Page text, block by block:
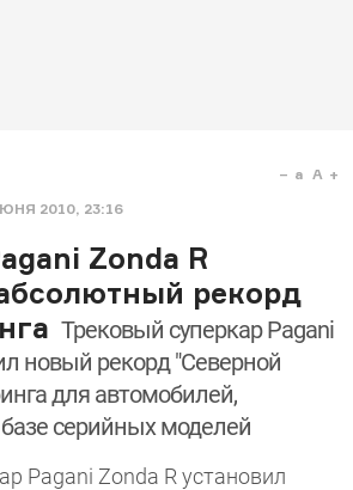
2010, 23:16
a A
Zonda R
рекорд
Трековый суперкар Pagani
новый рекорд "Северной
для автомобилей,
серийных моделей
Pagani Zonda R установил